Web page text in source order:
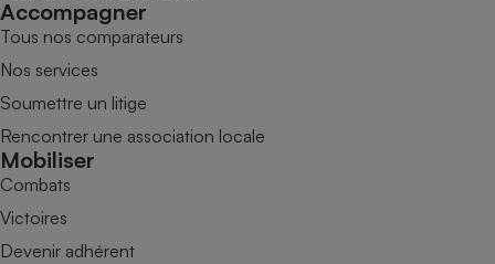
Accompagner
Tous nos comparateurs
Nos services
Soumettre un litige
Rencontrer une association locale
Mobiliser
Combats
Victoires
Devenir adhérent